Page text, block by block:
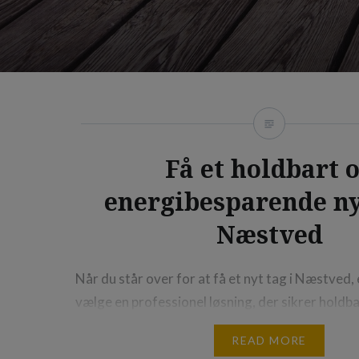
Få et holdbart
energibesparende
Næstved
Når du står over for at få et nyt tag i
vælge en professionel løsning, der sikrer
Et nyt tag i Næstved kan både forbedre dit
øge værdien af din bolig. Mange boligejere i
READ MORE